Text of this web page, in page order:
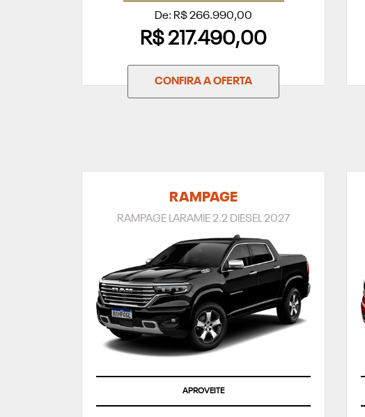
De: R$ 266.990,00
R$ 217.490,00
CONFIRA A OFERTA
RAMPAGE
RAMPAGE LARAMIE 2.2 DIESEL 2027
NIGHT EDITION